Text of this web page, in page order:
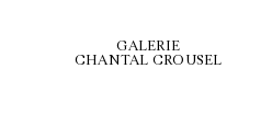
GALERIE
CHANTAL CROUSEL